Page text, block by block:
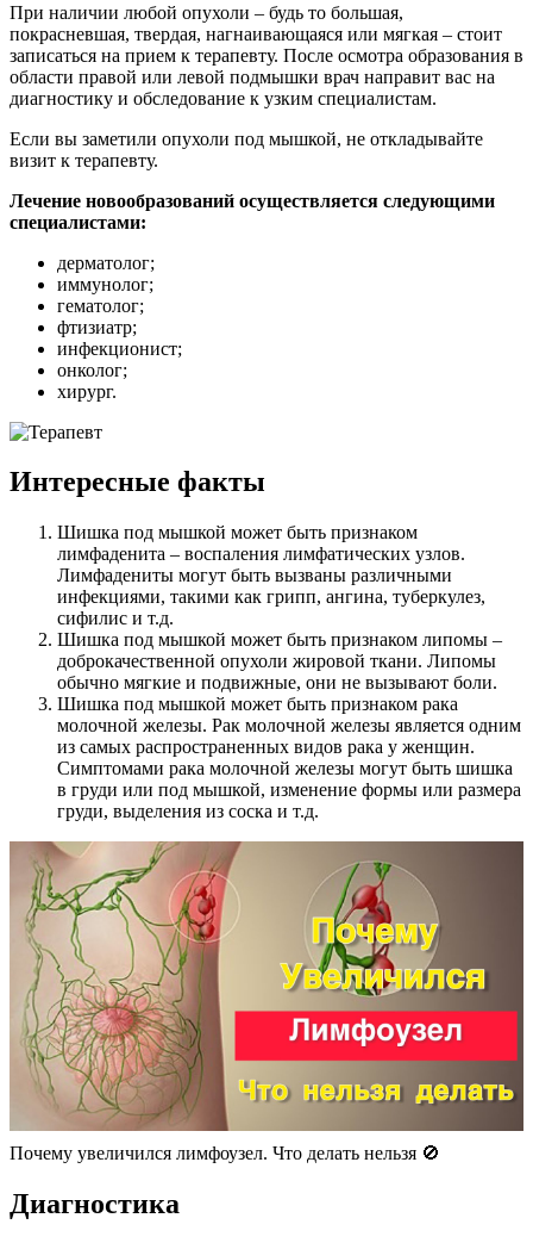
При наличии любой опухоли – будь то большая,
покрасневшая, твердая, нагнаивающаяся или мягкая – стоит
записаться на прием к терапевту. После осмотра образования в
области правой или левой подмышки врач направит вас на
диагностику и обследование к узким специалистам.
Если вы заметили опухоли под мышкой, не откладывайте
визит к терапевту.
Лечение новообразований осуществляется следующими
специалистами:
дерматолог;
иммунолог;
гематолог;
фтизиатр;
инфекционист;
онколог;
хирург.
Интересные факты
Шишка под мышкой может быть признаком
лимфаденита – воспаления лимфатических узлов.
Лимфадениты могут быть вызваны различными
инфекциями, такими как грипп, ангина, туберкулез,
сифилис и т.д.
Шишка под мышкой может быть признаком липомы –
доброкачественной опухоли жировой ткани. Липомы
обычно мягкие и подвижные, они не вызывают боли.
Шишка под мышкой может быть признаком рака
молочной железы. Рак молочной железы является одним
из самых распространенных видов рака у женщин.
Симптомами рака молочной железы могут быть шишка
в груди или под мышкой, изменение формы или размера
груди, выделения из соска и т.д.
Почему увеличился лимфоузел. Что делать нельзя 🚫
Диагностика